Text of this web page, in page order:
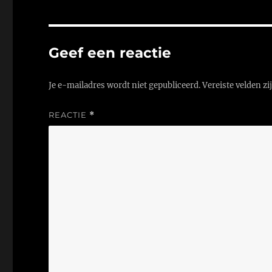
Geef een reactie
Je e-mailadres wordt niet gepubliceerd.Vereiste velden
REACTIE *